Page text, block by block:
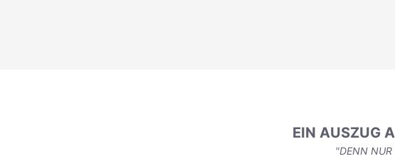
EIN AUSZUG
"DENN NUR